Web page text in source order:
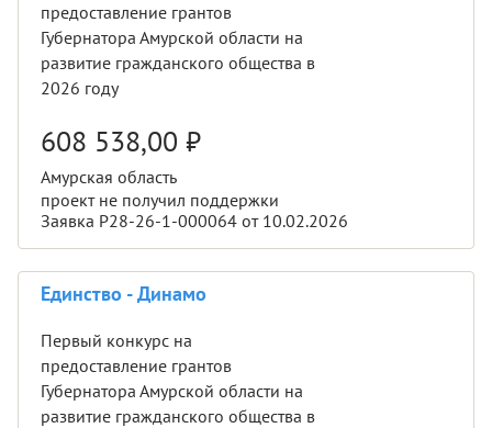
предоставление грантов
Губернатора Амурской области на
развитие гражданского общества в
2026 году
608 538,00 ₽
Амурская область
проект не получил поддержки
Заявка Р28-26-1-000064 от 10.02.2026
Единство - Динамо
Первый конкурс на
предоставление грантов
Губернатора Амурской области на
развитие гражданского общества в